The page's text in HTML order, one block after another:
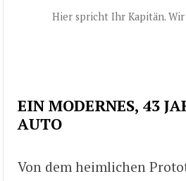
Hier spricht Ihr Kapitän.
EIN MODERNES, 43
AUTO
Von dem heimlichen